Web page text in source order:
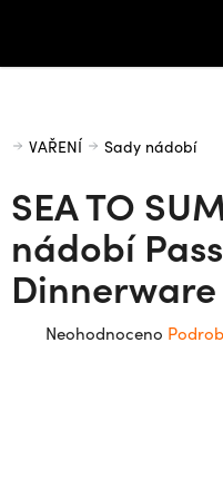
Domů
VAŘENÍ Sady nádobí
SEA TO
nádobí
Průměrné
Neohodnoceno